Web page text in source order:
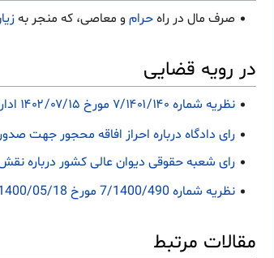
صرف مال در راهحرامو معاصی، که منجر به
در رویه قضایی
نظریه شماره ۷/۱۴۰۱/۱۴۰ مورخ ۱۴۰۲/۰۷/۱۵ اداره کل حقوقی قوه قضاییه درباره نماینده قانونی طفل ناشی از زنا
رای دادگاه درباره احراز افاقه محجور جهت صدور حکم رفع
رای شعبه حقوقی دیوان عالی کشور درباره
نظریه شماره 7/1400/490 مورخ 1400/05/18 اداره کل حقوقی قوه قضاییه درباره اثبات رشد
مقالات مرتبط